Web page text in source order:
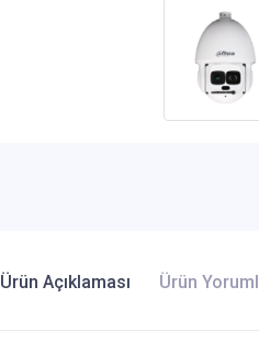
Ürün Açıklaması Ürün